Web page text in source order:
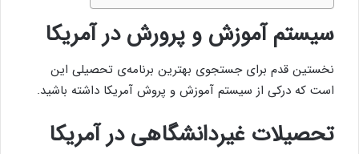
سیستم آموزش و پرورش در آمریکا
نخستین قدم برای جستجوی بهترین برنامه‌ی تحصیلی این
است که درکی از سیستم آموزش و پروش آمریکا داشته باشید.
تحصیلات غيردانشگاهی در آمریکا